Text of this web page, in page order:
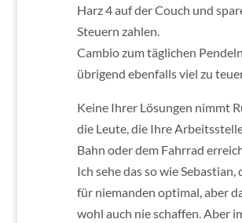
Harz 4 auf der Couch und
Steuern zahlen.
Cambio zum täglichen
übrigend ebenfalls viel zu
Keine Ihrer Lösungen nimmt
die Leute, die Ihre
Bahn oder dem Fahrrad
Ich sehe das so wie Sebastian,
für niemanden optimal, aber
wohl auch nie schaffen. Aber